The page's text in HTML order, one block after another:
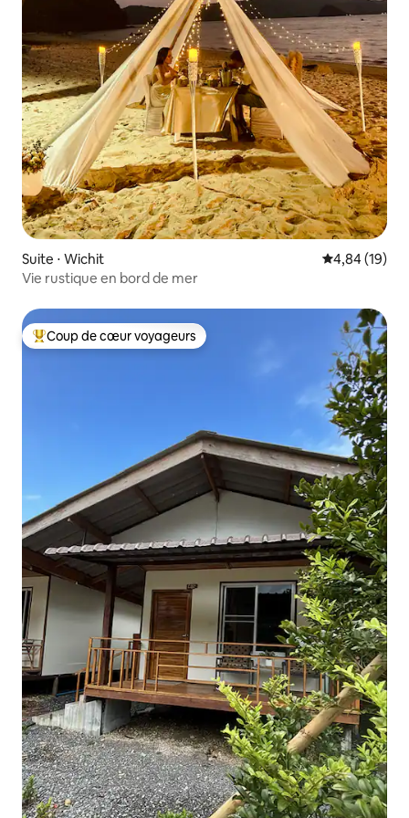
Suite ⋅ Wichit Évaluation
4,84 (19)
Vie rustique en bord de mer
Coups de cœur voyageurs les plus appréciés
Coup de cœur voyageurs